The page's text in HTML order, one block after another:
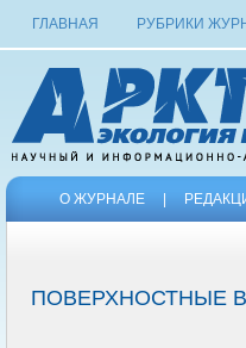
ГЛАВНАЯ РУБРИКИ
О ЖУРНАЛЕ
ПОВЕРХНОСТНЫЕ